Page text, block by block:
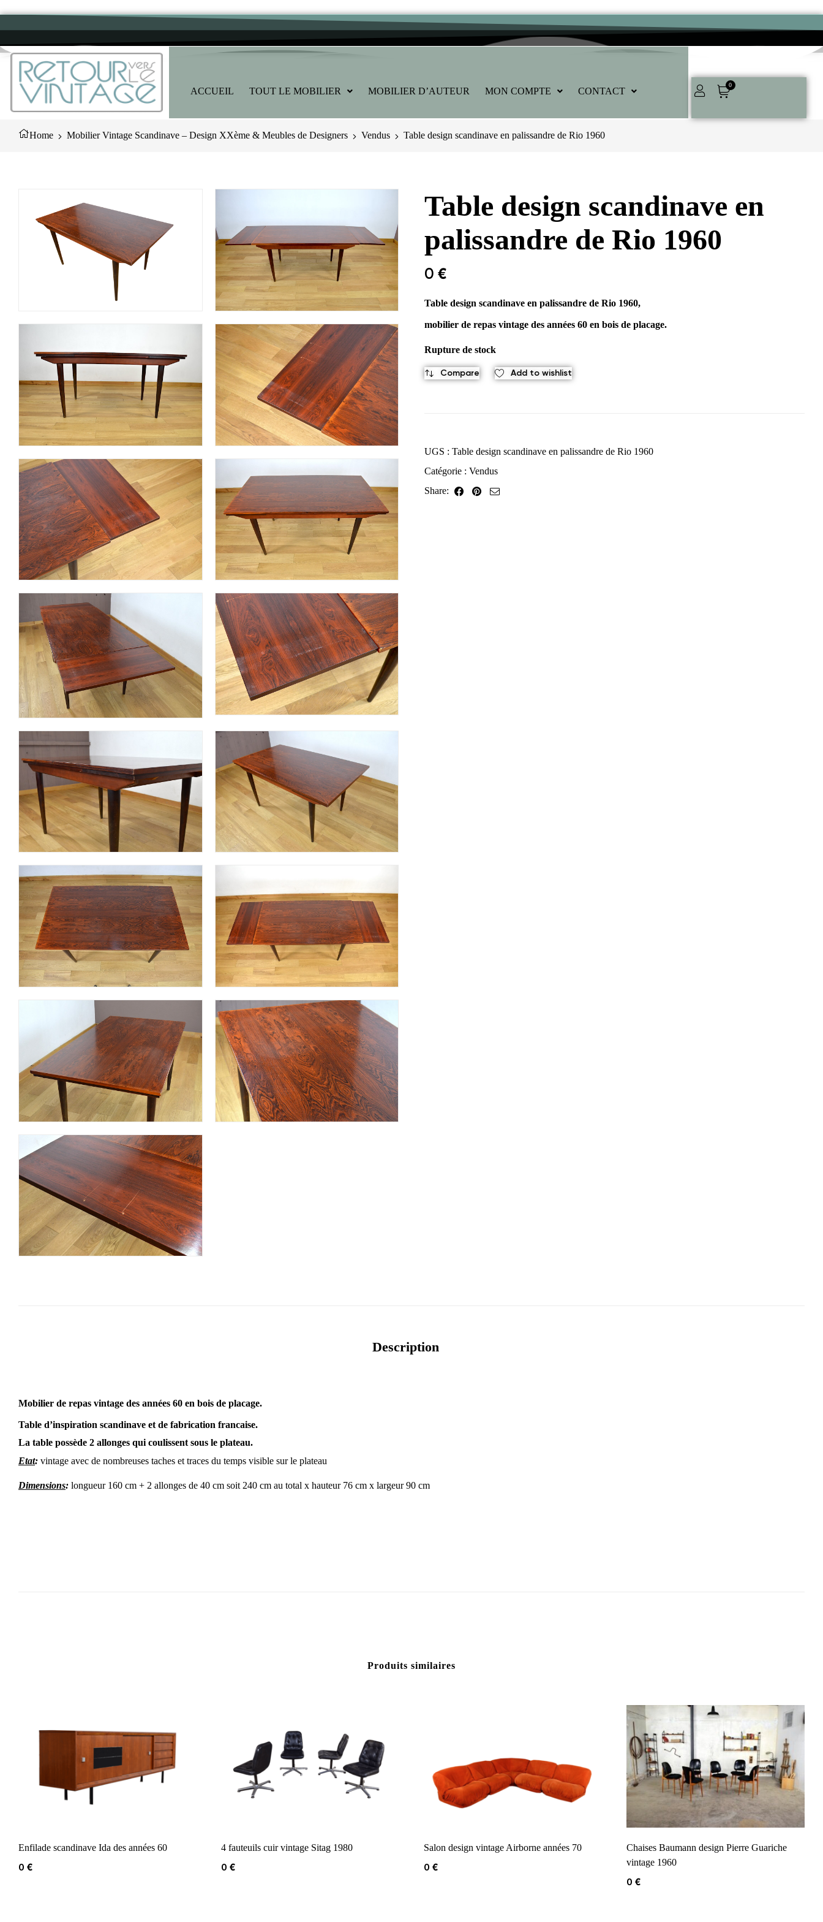
ACCUEIL TOUT LE MOBILIER MOBILIER D’AUTEUR MON COMPTE CONTACT
0
Home Mobilier Vintage Scandinave – Design XXème & Meubles de Designers Vendus Table design scandinave en palissandre de Rio 1960
Table design scandinave en
palissandre de Rio 1960
0 €
Table design scandinave en palissandre de Rio 1960,
mobilier de repas vintage des années 60 en bois de placage.
Rupture de stock
Compare Add to wishlist
UGS : Table design scandinave en palissandre de Rio 1960
Catégorie : Vendus
Share:
Description
Mobilier de repas vintage des années 60 en bois de placage.
Table d’inspiration scandinave et de fabrication francaise.
La table possède 2 allonges qui coulissent sous le plateau.
Etat: vintage avec de nombreuses taches et traces du temps visible sur le plateau
Dimensions: longueur 160 cm + 2 allonges de 40 cm soit 240 cm au total x hauteur 76 cm x largeur 90 cm
Produits similaires
Enfilade scandinave Ida des années 60
0 €
4 fauteuils cuir vintage Sitag 1980
0 €
Salon design vintage Airborne années 70
0 €
Chaises Baumann design Pierre Guariche
vintage 1960
0 €